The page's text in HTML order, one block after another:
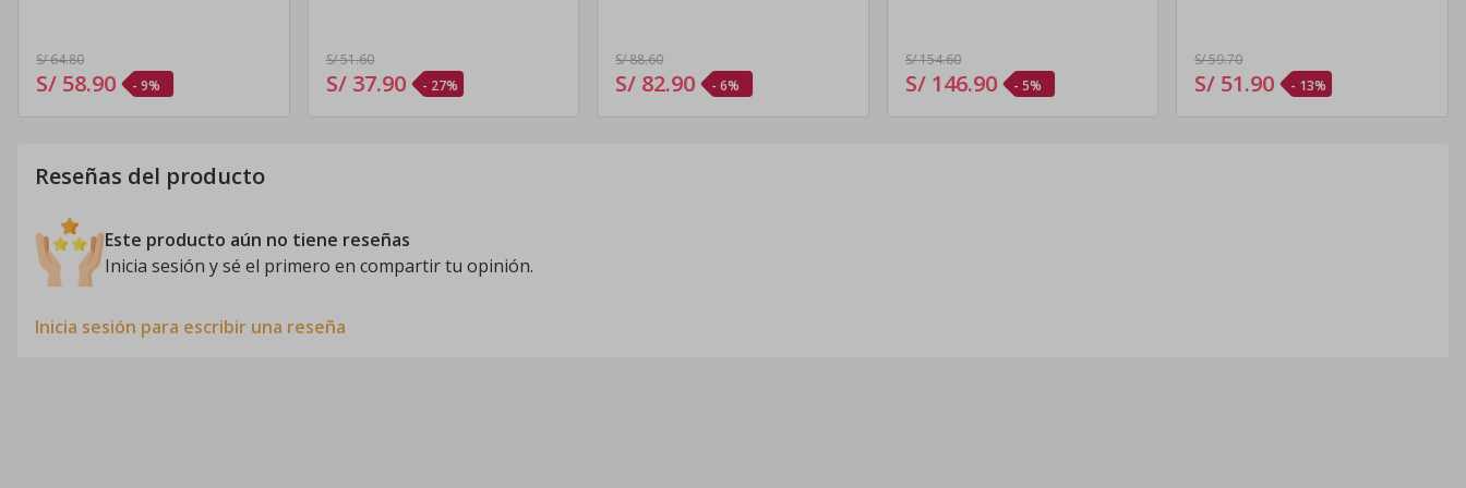
S/ 64.80
S/ 58.90 - 9%
S/ 51.60
S/ 37.90 - 27%
S/ 88.60
S/ 82.90 - 6%
S/ 154.60
S/ 146.90 - 5%
S/ 59.70
S/ 51.90 - 13%
Reseñas del producto
Este producto aún no tiene reseñas
Inicia sesión y sé el primero en compartir tu opinión.
Inicia sesión para escribir una reseña